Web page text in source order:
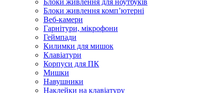
Блоки живлення для ноутбуків
Блоки живлення комп’ютерні
Веб-камери
Гарнітури, мікрофони
Геймпади
Килимки для мишок
Клавіатури
Корпуси для ПК
Мишки
Навушники
Наклейки на клавіатуру